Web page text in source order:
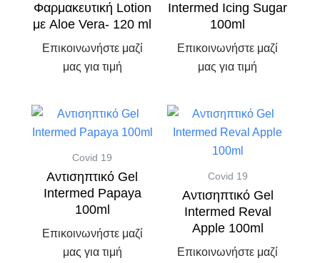
Φαρμακευτική Lotion
με Aloe Vera- 120 ml
Επικοινωνήστε μαζί
μας για τιμή
Intermed Icing Sugar
100ml
Επικοινωνήστε μαζί
μας για τιμή
Covid 19
Αντισηπτικό Gel
Intermed Papaya
100ml
Επικοινωνήστε μαζί
μας για τιμή
Covid 19
Αντισηπτικό Gel
Intermed Reval
Apple 100ml
Επικοινωνήστε μαζί